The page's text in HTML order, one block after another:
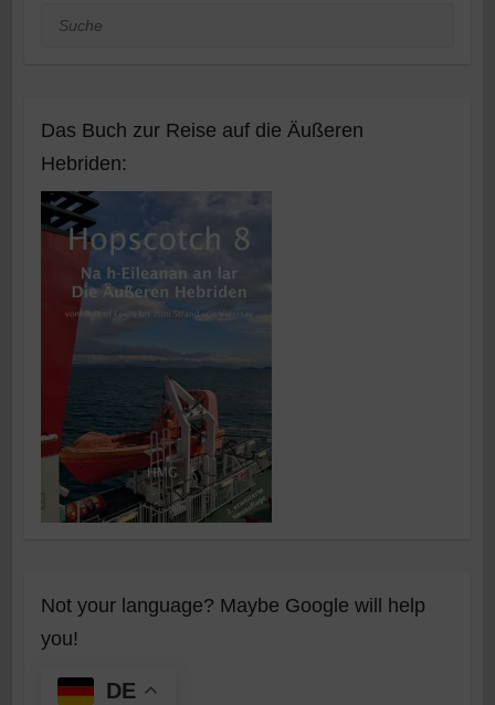
Suche
Das Buch zur Reise auf die Äußeren
Hebriden:
Not your language? Maybe Google will help
you!
DE